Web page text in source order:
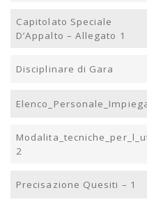
Capitolato Speciale
D’Appalto – Allegato 1
Disciplinare di Gara
2
Precisazione Quesiti – 1